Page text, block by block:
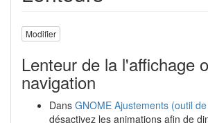
Modifier
Lenteur de la l'affichage
navigation
Dans GNOME Ajustements (outil
désactivez les animations afin de